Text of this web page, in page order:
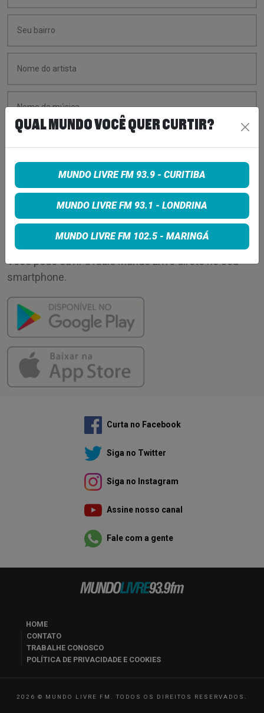
Enviar
APLICATIVO
Você pode ouvir a rádio Mundo Livre direto no seu
smartphone.
Curta no Facebook
Siga no Twitter
Siga no Instagram
Assine nosso canal
Fale com a gente
HOME
CONTATO
TRABALHE CONOSCO
POLÍTICA DE PRIVACIDADE E COOKIES
2026 © MUNDO LIVRE FM. TODOS OS DIREITOS RESERVADOS.
QUAL MUNDO VOCÊ QUER CURTIR?
MUNDO LIVRE FM 93.9 - CURITIBA
MUNDO LIVRE FM 93.1 - LONDRINA
MUNDO LIVRE FM 102.5 - MARINGÁ